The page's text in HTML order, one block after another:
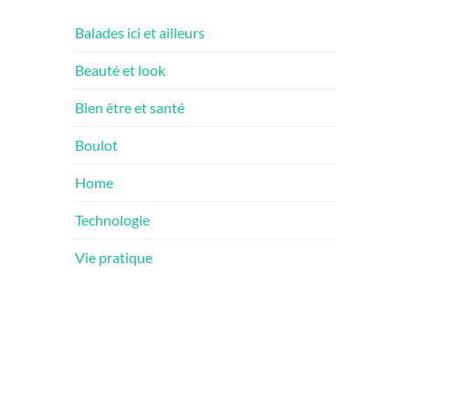
Balades ici et ailleurs
Beauté et look
Bien être et santé
Boulot
Home
Technologie
Vie pratique